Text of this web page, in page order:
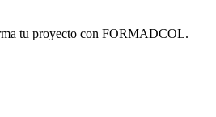
tu proyecto con FORMADCOL.